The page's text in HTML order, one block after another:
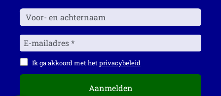
Ik ga akkoord met hetprivacybeleid
Aanmelden